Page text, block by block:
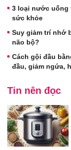
3 loại nước uống
sức khỏe
Suy giảm trí nhớ
não bộ?
Cách gội đầu
đầu, giảm ngứa,
Tin nên đọc